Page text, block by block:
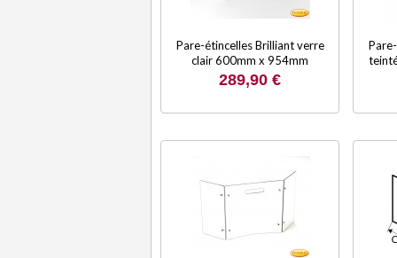
Pare-étincelles Brilliant verre
clair 600mm x 954mm
289,90 €